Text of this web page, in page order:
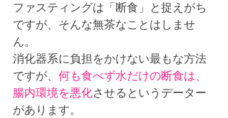
ファスティングは「断食」と捉えがち
ですが、そんな無茶なことはしませ
ん。
消化器系に負担をかけない最もな方法
ですが、 何も食べず水だけの断食は、
腸内環境を悪化させるというデーター
があります。